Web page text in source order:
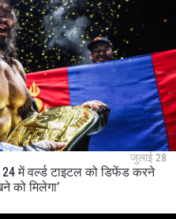
जुलाई 28
में वर्ल्ड टाइटल को डिफेंड करने
को मिलेगा’